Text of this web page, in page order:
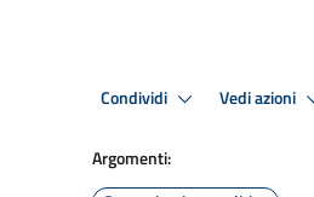
Condividi Vedi azioni
Argomenti: